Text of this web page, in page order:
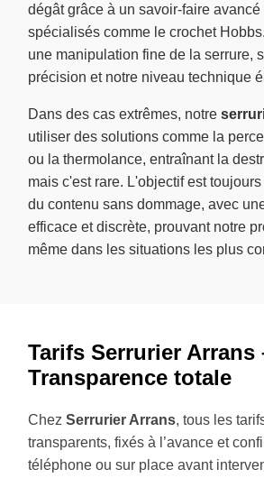
dégât grâce à un savoir-faire
spécialisés comme le crochet
une manipulation fine de la serrure,
précision et notre niveau technique
Dans des cas extrêmes, notre
utiliser des solutions comme la
ou la thermolance, entraînant la
mais c'est rare. L'objectif est
du contenu sans dommage, avec
efficace et discrète, prouvant notre
même dans les situations les plus
Tarifs Serrurier Arrans
Transparence totale
Chez Serrurier Arrans, tous les
transparents, fixés à l’avance et
téléphone ou sur place avant